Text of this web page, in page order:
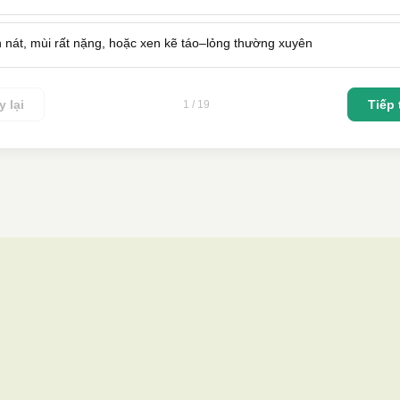
nát, mùi rất nặng, hoặc xen kẽ táo–lỏng thường xuyên
lại 1 / 19 Tiếp